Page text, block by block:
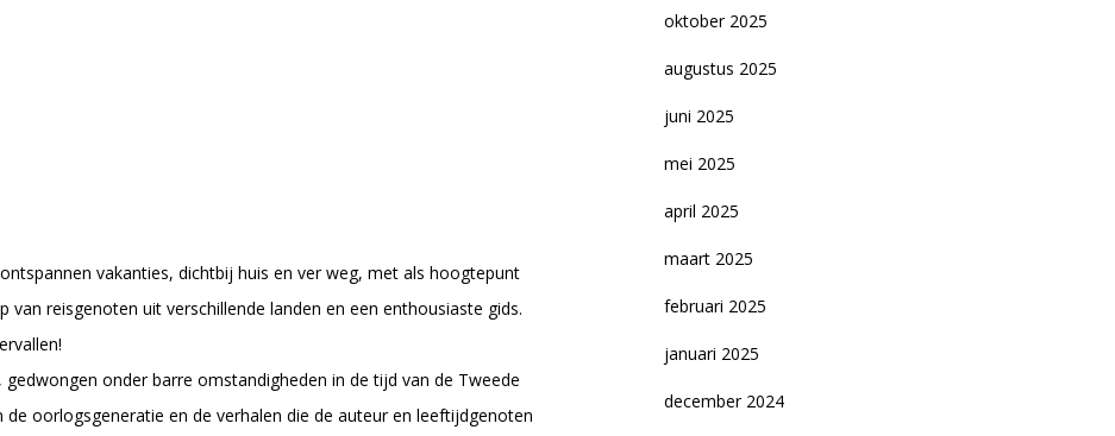
vakanties, dichtbij huis en ver weg, met als hoogtepunt
van reisgenoten uit verschillende landen en een enthousiaste gids.
onder barre omstandigheden in de tijd van de Tweede
oorlogsgeneratie en de verhalen die de auteur en leeftijdgenoten
oktober 2025
augustus 2025
juni 2025
mei 2025
april 2025
maart 2025
februari 2025
januari 2025
december 2024